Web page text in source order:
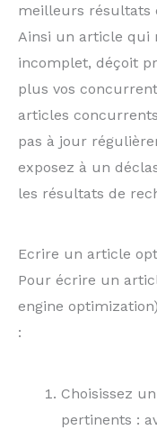
meilleurs résultats
Ainsi un article qui
incomplet, déçoit
plus vos
articles
pas à jour
exposez à un
les résultats de
Ecrire un article
Pour écrire un
engine
:
Choisissez
pertinents :